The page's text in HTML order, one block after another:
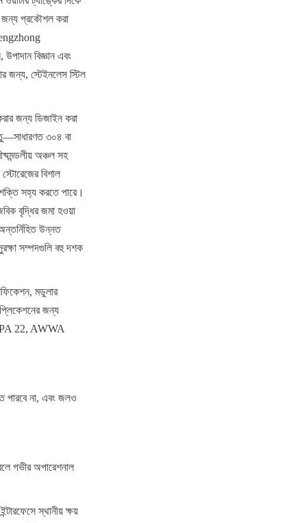
জন্য প্রকৌশল করা
বিজ্ঞান এবং
জন্য, স্টেইনলেস স্টিল
জন্য ডিজাইন করা
৩০৪ বা
অঞ্চল সহ
বিশাল
সহ্য করতে পারে।
বৃদ্ধির জমা হওয়া
উন্নত
সম্পদগুলি বহু দশক
মডুলার
জন্য
22, AWWA
পারবে না, এবং জলও
গভীর অপারেশনাল
স্থানীয় ক্ষয়